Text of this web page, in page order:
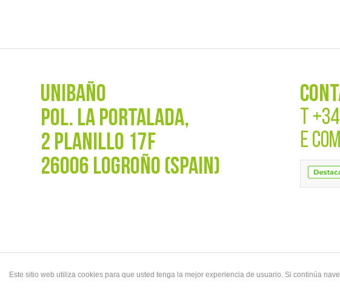
UNIBAÑO
POL. La Portalada,
2 PLANILLO 17F
26006 LOGROÑO (SPAIN)
T
E
Este sitio web utiliza cookies para que usted tenga la mejor experiencia de usuario. Si continúa